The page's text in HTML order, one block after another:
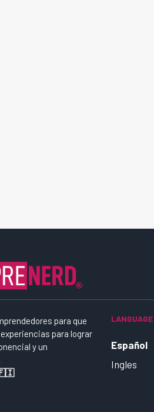
para que
para lograr
y un
🇫🇮
LANGUAGE
Español
Ingles